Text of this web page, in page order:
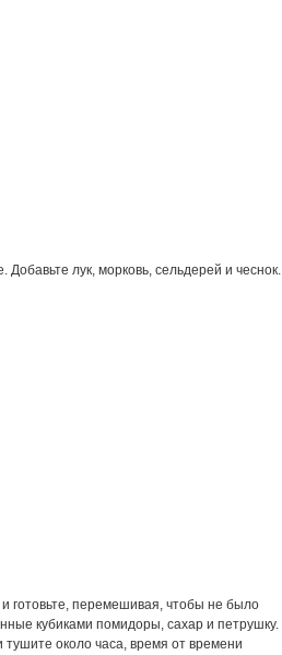
Добавьте лук, морковь, сельдерей и чеснок.
готовьте, перемешивая, чтобы не было
кубиками помидоры, сахар и петрушку.
около часа, время от времени